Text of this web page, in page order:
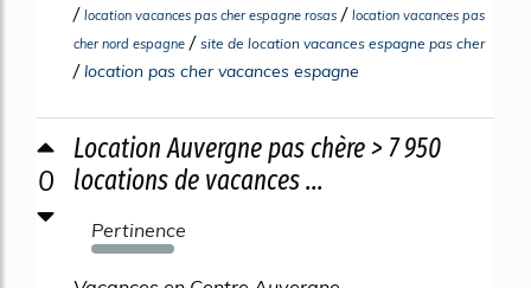
/ location vacances pas cher espagne rosas / location vacances pas
cher nord espagne / site de location vacances espagne pas cher
/location pas cher vacances espagne
0
Location Auvergne pas chère > 7 950
locations de vacances ...
Pertinence
1065%